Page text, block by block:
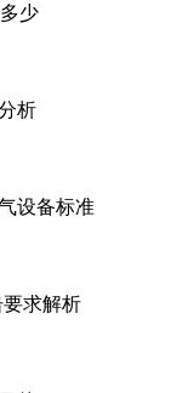
少
析
设备标准
要求解析